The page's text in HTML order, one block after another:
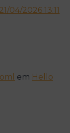
04/2026 13:11
em Hello